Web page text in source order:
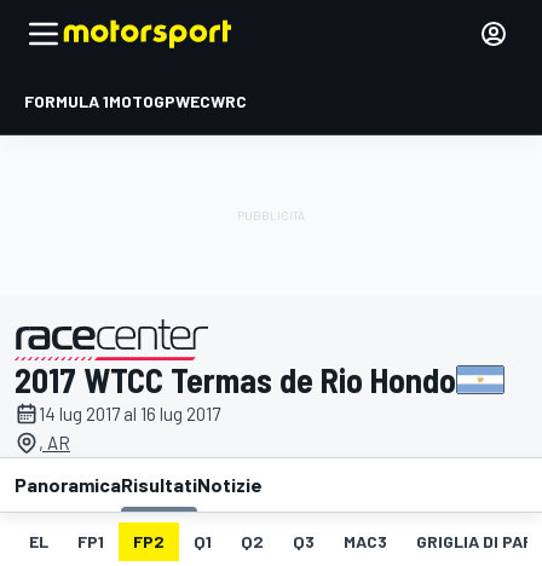
FORMULA 1MOTOGPWECWRC
presentato da
2017 WTCC Termas de Rio Hondo
14 lug 2017 al 16 lug 2017
, AR
PanoramicaRisultatiNotizie
EL FP1 FP2 Q1 Q2 Q3 MAC3 GRIGLIA DI